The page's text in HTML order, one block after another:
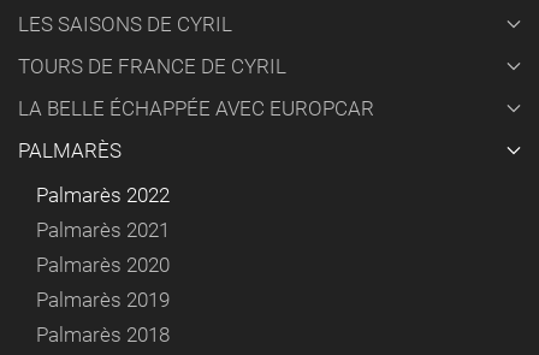
LES SAISONS DE CYRIL
TOURS DE FRANCE DE CYRIL
LA BELLE ÉCHAPPÉE AVEC EUROPCAR
PALMARÈS
Palmarès 2022
Palmarès 2021
Palmarès 2020
Palmarès 2019
Palmarès 2018